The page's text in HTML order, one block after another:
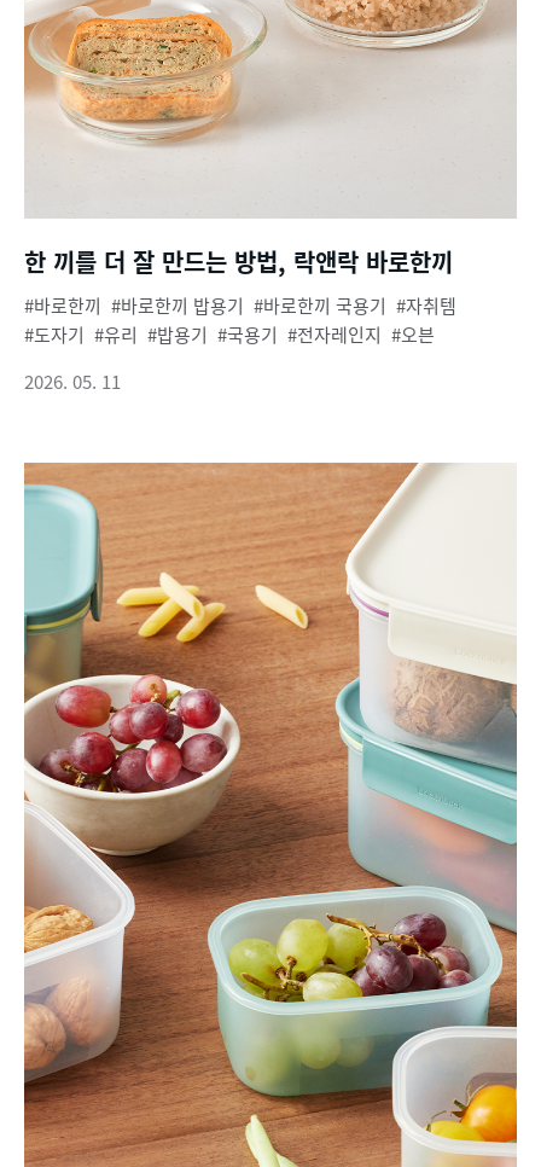
한 끼를 더 잘 만드는 방법, 락앤락 바로한끼
바로한끼 바로한끼 밥용기 바로한끼 국용기
자취템
도자기
유리 밥용기 국용기 전자레인지
오븐
2026. 05. 11